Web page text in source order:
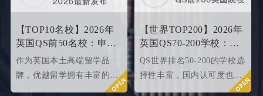
【TOP10名校】2026年
英国QS前50名校：申请
条件终极大盘点！
作为英国本土高端留学品
牌，优越留学拥有丰富的名
校申请成功案例，借此篇文
【世界TOP200】2026年
英国QS70-200学校：申
请条件大盘点
QS世界排名50-200的学校选
择性丰富，国内认可度也很
高，所以今天优越就来给大